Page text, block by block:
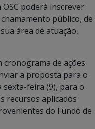
poderá inscrever
público, de
área de atuação,
de ações.
a proposta para o
feira (9), para o
recursos aplicados
do Fundo de